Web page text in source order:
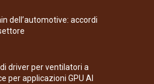
dell’automotive: accordi
driver per ventilatori a
per applicazioni GPU AI